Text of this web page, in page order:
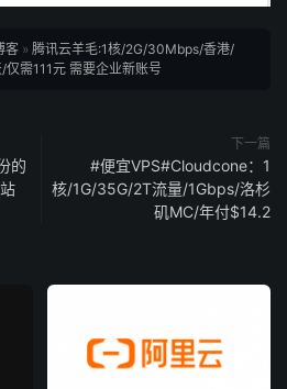
客 » 腾讯云羊毛:1核/2G/30Mbps/香港/
需111元 需要企业新账号
的
下一篇
#便宜VPS#Cloudcone：1
核/1G/35G/2T流量/1Gbps/洛杉
矶MC/年付$14.2